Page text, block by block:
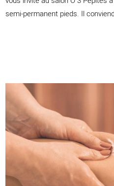
semi-permanent pieds. Il